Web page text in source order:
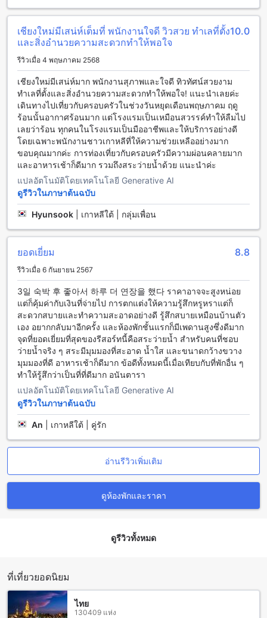
สัมผัสกับความอร่อยได้อย่างครบถ้วน
สัมผัสความหรูหราของห้องพักที่อนันตรา เชียงใหม่ รีสอร์ต
อนันตรา เชียงใหม่ รีสอร์ตนำเสนอห้องพักหลากหลายรูปแบบเพื่อ
รองรับความต้องการของแขกทุกท่าน ไม่ว่าจะเป็น Kasara River
View Suite ขนาด 105 ตารางเมตร ที่มาพร้อมเตียงคิงไซส์หรือ
เตียงเดี่ยวสองเตียง สำหรับผู้ที่ชื่นชอบวิวแม่น้ำอย่างใกล้ชิด อีกทั้ง
Kasara Suite ขนาดเท่ากันก็เป็นตัวเลือกที่ยอดเยี่ยมสำหรับผู้ที่มอง
หาความสะดวกสบายและความเป็นส่วนตัว นอกจากนี้ยังมี
Deluxe River View Room และ Deluxe Garden View Room
ขนาด 50 ตารางเมตร ที่ให้ความรู้สึกผ่อนคลายกับวิวธรรมชาติ
รอบตัว พร้อมตัวเลือกเตียงเดี่ยวหรือเตียงคิงไซส์ เพื่อให้คุณได้พัก
ผ่อนอย่างเต็มที่ในทุกโอกาส การจองห้องพักเหล่านี้ผ่าน Agoda จะ
ทำให้คุณได้รับราคาที่ดีที่สุดและประสบการณ์การจองที่ง่ายและ
ไร้ความยุ่งยาก เพื่อให้คุณสามารถวางแผนการเดินทางได้อย่าง
สบายใจและเต็มอิ่มกับการพักผ่อนในเชียงใหม่
ริมแม่น้ำเชียงใหม่: บรรยากาศอันเงียบสงบและสวยงาม
ริมแม่น้ำเชียงใหม่เป็นสถานที่ท่องเที่ยวที่มีความเป็นเอกลักษณ์
และเสน่ห์ที่ไม่เหมือนใครในเชียงใหม่ ตั้งอยู่ในภาคเหนือของ
ประเทศไทย แม้ว่าจะอยู่ในใจกลางเมืองแต่ริมแม่น้ำเชียงใหม่ยัง
คงมีบรรยากาศอันเงียบสงบและสวยงามเหมือนเมืองนอก ที่นี่มี
แม่น้ำเชียงใหม่ที่ไหลผ่านเป็นแหล่งท่องเที่ยวที่น่าสนใจและมี
ความสวยงาม นักท่องเที่ยวสามารถเดินเล่นตามริมแม่น้ำได้
สัมผัสบรรยากาศสงบและชมวิวที่สวยงามของธรรมชาติได้อย่าง
ใกล้ชิด
วิธีการเดินทางจากสนามบินเชียงใหม่ไปยัง อนันตรา เชียงใหม่ รี
สอร์ต
เมื่อคุณเดินทางมาถึงสนามบินเชียงใหม่ จะมีหลายวิธีในการเดิน
ทางไปยัง อนันตรา เชียงใหม่ รีสอร์ต ซึ่งตั้งอยู่ที่ ริมแม่น้ำ
เชียงใหม่ ในเมืองเชียงใหม่ ในไทย
วิธีการที่ง่ายที่สุดคือใช้บริการรถแท็กซี่ ที่จะพร้อมรอคุณที่ท่ารถ
ของสนามบิน บริษัทแท็กซี่ท้องถิ่นมีบริการจำนวนมากและค่าใช้
จ่ายเป็นมิตร และจะใช้เวลาเดินทางประมาณ 15-20 นาทีถึง
นอกจากนี้ คุณยังสามารถเดินทางโดยรถบัสสาธารณะที่มีเส้นทาง
ผ่านสนามบินเชียงใหม่ โดยบัสจะนำคุณมายังสถานีรถประจำทาง
หรือสถานีรถไฟในเมืองเชียงใหม่ จากนั้นคุณสามารถนั่งรถแท็กซี่
สถานที่ท่องเที่ยวใกล้เคียงที่อนันตรา เชียงใหม่ รีสอร์ต
ตั้งที่ดีสำหรับการสำรวจเมืองเชียงใหม่ ใกล้กับหลายสถานที่ท่อง
เที่ยวที่น่าสนใจ สถานที่ท่องเที่ยวใกล้เคียงรวมถึง สะพานเหล็ก
(สะพานเหล็ก), เลอ บราสเซรี, รติล้านนาสปา, พิพิธภัณฑ์วัดเก
ตการาม, คอนแทค ทราเวล, สะพานเหล็ก, ตำรวจท่องเที่ยว
เชียงใหม่มีเสน่ห์เต็มที่ พนักงานใจดี วิวสวย ทำเลที่ตั้ง
และสิ่งอำนวยความสะดวกทำให้พอใจ
10.0
รีวิวเมื่อ 4 พฤษภาคม 2568
เชียงใหม่มีเสน่ห์มาก พนักงานสุภาพและใจดี ทิวทัศน์สวยงาม
ทำเลที่ตั้งและสิ่งอำนวยความสะดวกทำให้พอใจ! แนะนำเลยค่ะ
เดินทางไปเที่ยวกับครอบครัวในช่วงวันหยุดเดือนพฤษภาคม ฤดู
ร้อนนั้นอากาศร้อนมาก แต่โรงแรมเป็นเหมือนสวรรค์ทำให้ลืมไป
เลยว่าร้อน ทุกคนในโรงแรมเป็นมืออาชีพและให้บริการอย่างดี
โดยเฉพาะพนักงานชาวเกาหลีที่ให้ความช่วยเหลืออย่างมาก
ขอบคุณมากค่ะ การท่องเที่ยวกับครอบครัวมีความผ่อนคลายมาก
และอาหารเช้าก็ดีมาก รวมถึงสระว่ายน้ำด้วย แนะนำค่ะ
แปลอัตโนมัติโดยเทคโนโลยี Generative AI
ดูรีวิวในภาษาต้นฉบับ
Hyunsook เกาหลีใต้ | กลุ่มเพื่อน
ยอดเยี่ยม 8.8
รีวิวเมื่อ 6 กันยายน 2567
3일 숙박 후 좋아서 하루 더 연장을 했다 ราคาอาจจะสูงหน่อย
แต่ก็คุ้มค่ากับเงินที่จ่ายไป การตกแต่งให้ความรู้สึกหรูหราแต่ก็
สะดวกสบายและทำความสะอาดอย่างดี รู้สึกสบายเหมือนบ้านตัว
เอง อยากกลับมาอีกครั้ง และห้องพักชั้นแรกก็มีเพดานสูงซึ่งดีมาก
จุดที่ยอดเยี่ยมที่สุดของรีสอร์ทนี้คือสระว่ายน้ำ สำหรับคนที่ชอบ
ว่ายน้ำจริง ๆ สระมีมุมมองที่สะอาด น้ำใส และขนาดกว้างขวาง
มุมมองที่ดี อาหารเช้าก็ดีมาก ข้อดีทั้งหมดนี้เมื่อเทียบกับที่พักอื่น ๆ
ทำให้รู้สึกว่าเป็นที่ที่ดีมาก อนันตารา
แปลอัตโนมัติโดยเทคโนโลยี Generative AI
ดูรีวิวในภาษาต้นฉบับ
An เกาหลีใต้ | คู่รัก
อ่านรีวิวเพิ่มเติม
ดูห้องพักและราคา
ดูรีวิวทั้งหมด
ที่เที่ยวยอดนิยม
ไทย
130409 แห่ง